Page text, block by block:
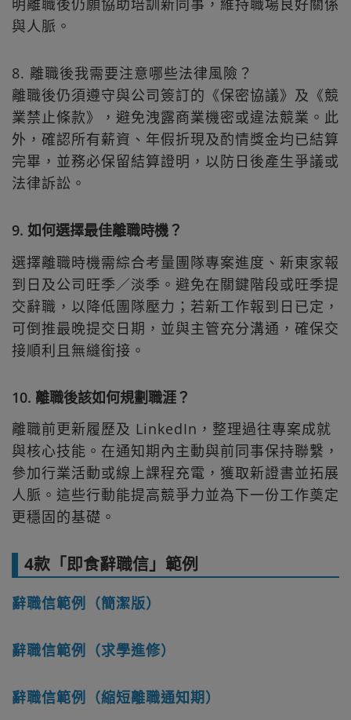
與人脈。
8. 離職後我需要注意哪些法律風險？
離職後仍須遵守與公司簽訂的《保密協議》及《競
業禁止條款》，避免洩露商業機密或違法競業。此
外，確認所有薪資、年假折現及酌情獎金均已結算
完畢，並務必保留結算證明，以防日後產生爭議或
法律訴訟。
9. 如何選擇最佳離職時機？
選擇離職時機需綜合考量團隊專案進度、新東家報
到日及公司旺季／淡季。避免在關鍵階段或旺季提
交辭職，以降低團隊壓力；若新工作報到日已定，
可倒推最晚提交日期，並與主管充分溝通，確保交
接順利且無縫銜接。
10. 離職後該如何規劃職涯？
離職前更新履歷及 LinkedIn，整理過往專案成就
與核心技能。在通知期內主動與前同事保持聯繫，
參加行業活動或線上課程充電，獲取新證書並拓展
人脈。這些行動能提高競爭力並為下一份工作奠定
更穩固的基礎。
4款「即食辭職信」範例
辭職信範例（簡潔版）
辭職信範例（求學進修）
辭職信範例（縮短離職通知期）